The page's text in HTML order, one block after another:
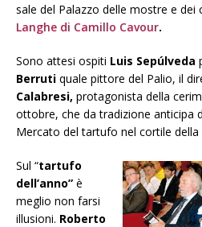
sale del Palazzo delle mostre e dei
Langhe di Camillo Cavour.
Sono attesi ospiti Luis Sepúlveda
Berruti quale pittore del Palio, il
Calabresi, protagonista della
ottobre, che da tradizione anticipa
Mercato del tartufo nel cortile della
Sul “tartufo
dell’anno” è
meglio non farsi
illusioni. Roberto